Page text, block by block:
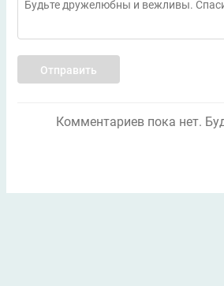
Отправить
Комментариев пока нет.